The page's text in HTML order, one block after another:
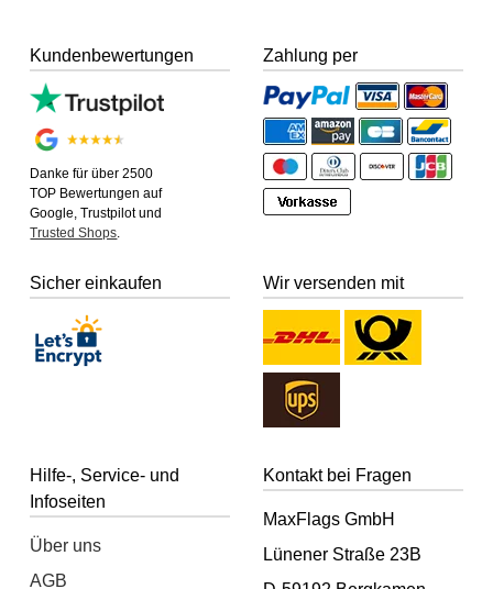
Kundenbewertungen
Danke für über 2500
TOP Bewertungen auf
Google, Trustpilot und
Trusted Shops.
Zahlung per
Sicher einkaufen Wir versenden mit
Hilfe-, Service- und
Infoseiten
Über uns
AGB
Kontakt bei Fragen
MaxFlags GmbH
Lünener Straße 23B